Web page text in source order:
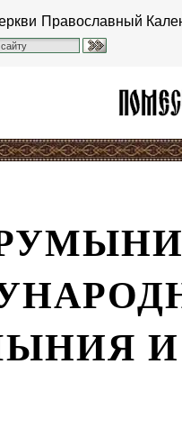
Православный